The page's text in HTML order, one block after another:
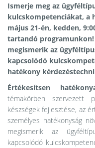
Ismerje meg az
kulcskompetenciákat, a
május 21-én, kedden,
tartandó
megismerik az
kapcsolódó
hatékony
Értékesítsen
témakörben szervezett
készségek fejlesztése, az
személyes hatékonyság
megismerik az
kapcsolódó